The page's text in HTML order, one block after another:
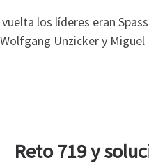
los líderes eran
Unzicker y
Reto 719 y